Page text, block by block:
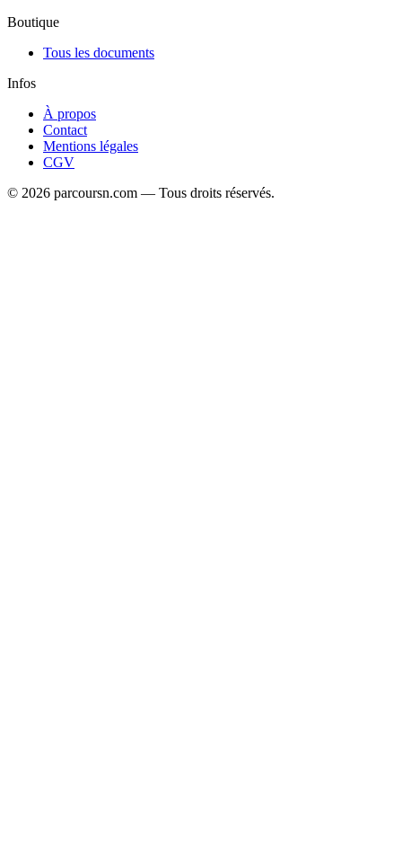
Boutique
Tous les documents
Infos
À propos
Contact
Mentions légales
CGV
© 2026 parcoursn.com — Tous droits réservés.